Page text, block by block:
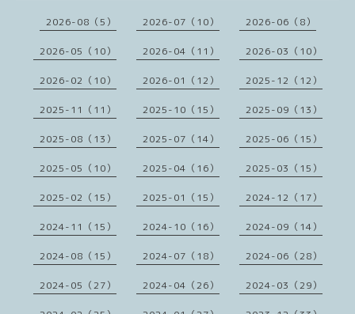
2026-08（5） 2026-07（10） 2026-06（8）
2026-05（10） 2026-04（11） 2026-03（10）
2026-02（10） 2026-01（12） 2025-12（12）
2025-11（11） 2025-10（15） 2025-09（13）
2025-08（13） 2025-07（14） 2025-06（15）
2025-05（10） 2025-04（16） 2025-03（15）
2025-02（15） 2025-01（15） 2024-12（17）
2024-11（15） 2024-10（16） 2024-09（14）
2024-08（15） 2024-07（18） 2024-06（28）
2024-05（27） 2024-04（26） 2024-03（29）